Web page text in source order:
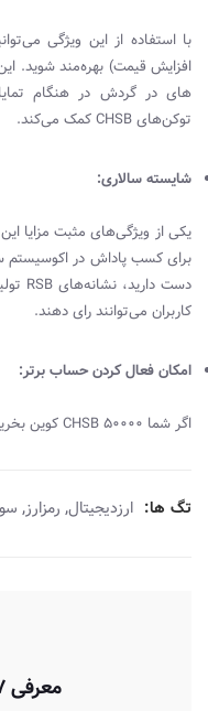
با استفاده از این ویژگی
افزایش قیمت) بهره‌مند شوید.
های در گردش در هنگام
توکن‌هایCHSBکمک می‌کند.
شایسته سالاری:
یکی از ویژگی‌های مثبت مزایا
برای کسب پاداش در اکوسیستم
دست دارید، نشانه‌های RSB
کاربران می‌توانند رای دهند.
امکان فعال کردن حساب برتر:
اگر شما CHSB 50000کوین
تگ ها: ارزدیجیتال, رمزارز,